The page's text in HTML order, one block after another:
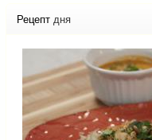
Рецепт дня